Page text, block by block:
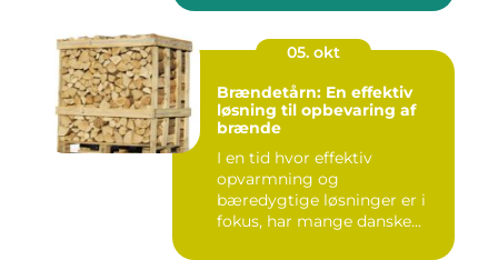
05. okt
Brændetårn: En effektiv
løsning til opbevaring af
brænde
I en tid hvor effektiv
opvarmning og
bæredygtige løsninger er i
fokus, har mange danske...